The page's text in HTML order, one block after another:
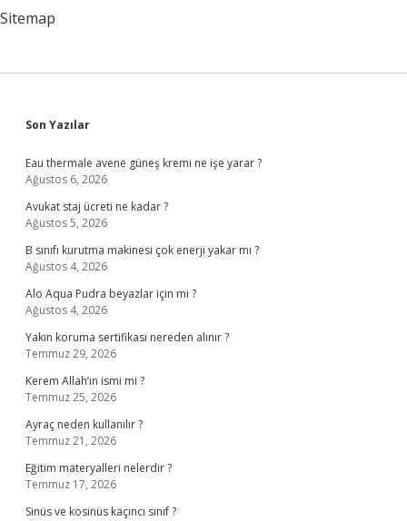
Sitemap
Sidebar
Son Yazılar
Eau thermale avene güneş kremi ne işe yarar ?
Ağustos 6, 2026
Avukat staj ücreti ne kadar ?
Ağustos 5, 2026
B sınıfı kurutma makinesi çok enerji yakar mı ?
Ağustos 4, 2026
Alo Aqua Pudra beyazlar için mi ?
Ağustos 4, 2026
Yakın koruma sertifikası nereden alınır ?
Temmuz 29, 2026
Kerem Allah’ın ismi mi ?
Temmuz 25, 2026
Ayraç neden kullanılır ?
Temmuz 21, 2026
Eğitim materyalleri nelerdir ?
Temmuz 17, 2026
Sinüs ve kosinüs kaçıncı sınıf ?